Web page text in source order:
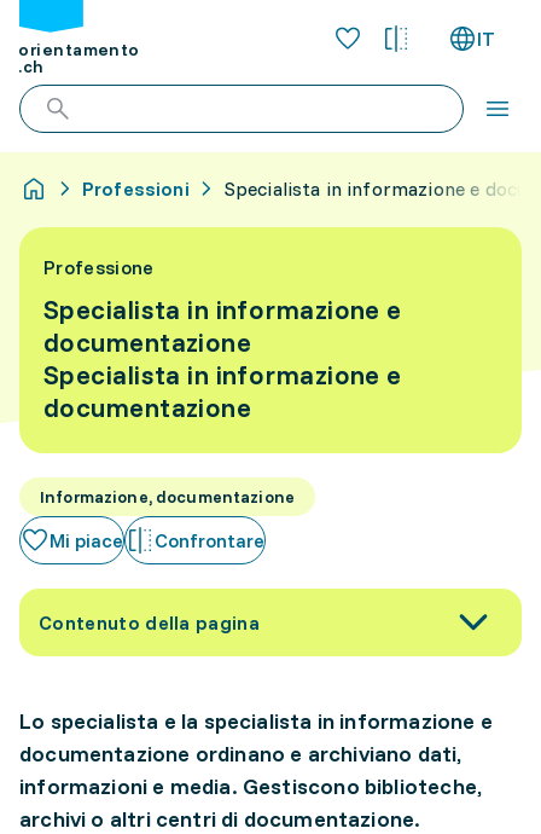
orientamento
.ch
IT
Professioni Specialista in informazione e
Professione
Specialista in informazione e
documentazione
Specialista in informazione e
documentazione
Informazione, documentazione
Mi piace Confrontare
Contenuto della pagina
Lo specialista e la specialista in informazione e
documentazione ordinano e archiviano dati,
informazioni e media. Gestiscono biblioteche,
archivi o altri centri di documentazione.